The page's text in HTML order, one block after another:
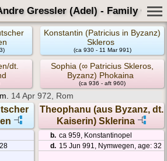
Gressler (Adel) - Family Card
Konstantin (Patricius in Byzanz)
Skleros
(ca 930 - 11 Mar 991)
dt.
Sophia (∞ Patricius Skleros,
Byzanz) Phokaina
(ca 936 - aft 960)
m. 14 Apr 972, Rom
Theophanu (aus Byzanz, dt.
Kaiserin) Sklerina
b. ca 959, Konstantinopel
d. 15 Jun 991, Nymwegen, age: 32